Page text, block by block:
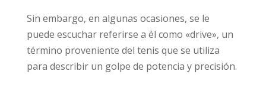
Sin embargo, en algunas ocasiones, se le
puede escuchar referirse a él como «drive», un
término proveniente del tenis que se utiliza
para describir un golpe de potencia y precisión.